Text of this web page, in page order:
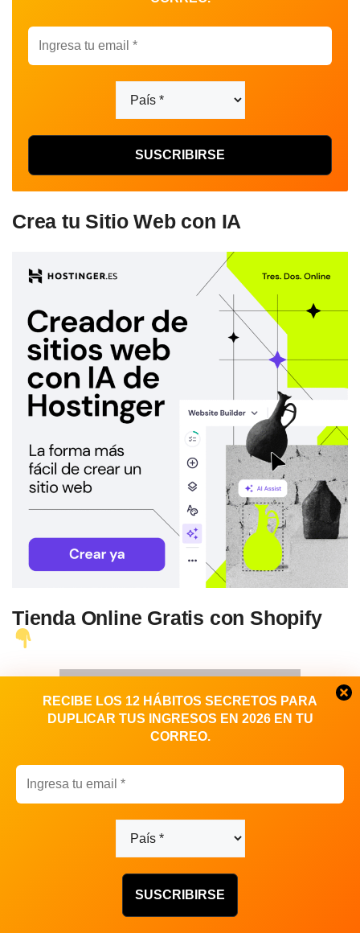
RECIBE LOS 12 HÁBITOS SECRETOS PARA
DUPLICAR TUS INGRESOS EN 2026 EN TU
CORREO.
Crea tu Sitio Web con IA
Tienda Online Gratis con Shopify